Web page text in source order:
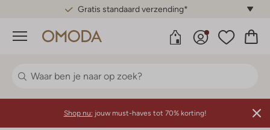
Gratis standaard verzending*
Menu
Shop nu: jouw must-haves tot 70% korting!